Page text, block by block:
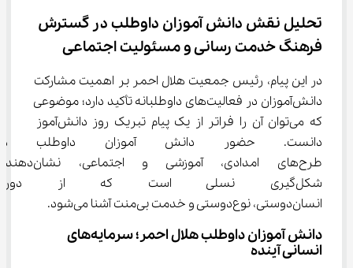
تحلیل نقش دانش ‌آموزان داوطلب در گسترش
فرهنگ خدمت ‌رسانی و مسئولیت اجتماعی
در این پیام، رئیس جمعیت هلال احمر بر اهمیت مشارکت
دانش‌آموزان در فعالیت‌های داوطلبانه تأکید دارد؛ موضوعی
که می‌توان آن را فراتر از یک پیام تبریک روز دانش‌آموز
دانست. حضور دانش‌ آموزان
طرح‌های امدادی، آموزشی و اجتماعی،
شکل‌گیری نسلی است که از
انسان‌دوستی، نوع‌دوستی و خدمت بی‌منت آشنا می‌شود.
دانش ‌آموزان داوطلب هلال احمر؛ سرمایه‌های
انسانی آینده